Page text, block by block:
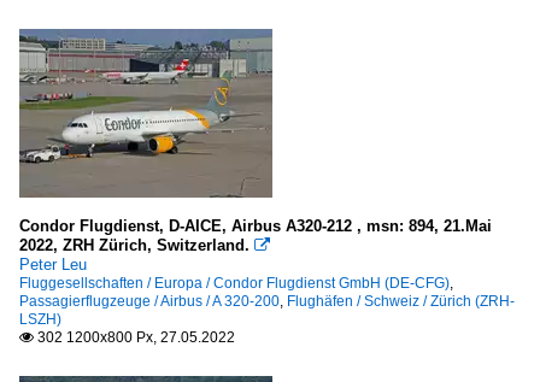
Condor Flugdienst, D-AICE, Airbus A320-212 , msn: 894, 21.Mai
2022, ZRH Zürich, Switzerland. 
Peter Leu
Fluggesellschaften / Europa / Condor Flugdienst GmbH (DE-CFG),
Passagierflugzeuge / Airbus / A 320-200, Flughäfen / Schweiz / Zürich (ZRH-
LSZH)
 302 1200x800 Px, 27.05.2022